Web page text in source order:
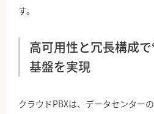
す。
高可用性と冗長構成
基盤を実現
クラウドPBXは、データセンターの